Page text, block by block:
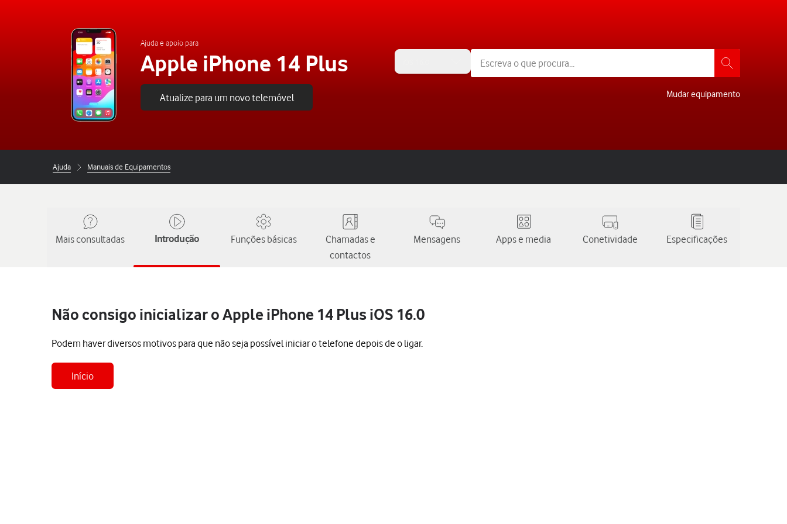
Ajuda e apoio para
Apple iPhone 14 Plus
Atualize para um novo telemóvel Mudar equipamento
Ajuda Manuais de Equipamentos
Mais consultadas Introdução Funções básicas
Chamadas e
contactos
Mensagens Apps e media Conetividade Especificações
Não consigo inicializar o Apple iPhone 14 Plus iOS 16.0
Podem haver diversos motivos para que não seja possível iniciar o telefone depois de o ligar.
Início